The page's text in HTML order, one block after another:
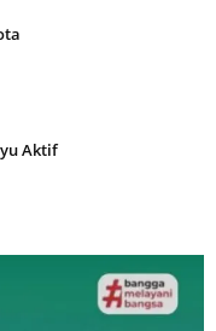
Aktif